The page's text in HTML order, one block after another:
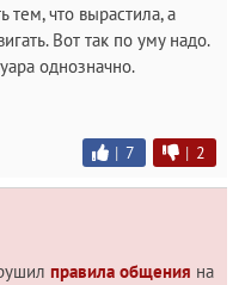
тем, что вырастила, а
Вот так по уму надо.
однозначно.
| 7 | 2
правила общения на